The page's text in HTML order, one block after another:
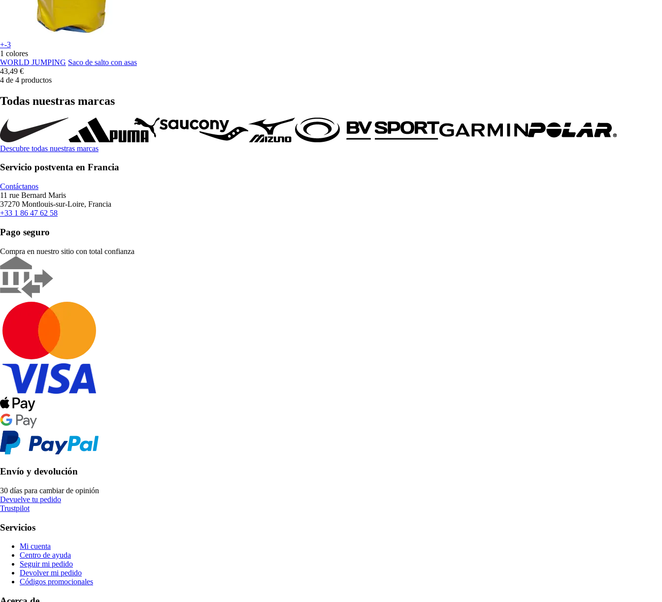
+-3
1 colores
WORLD JUMPING Saco de salto con asas
43,49 €
4 de 4 productos
Todas nuestras marcas
Descubre todas nuestras marcas
Servicio postventa en Francia
Contáctanos
11 rue Bernard Maris
37270 Montlouis-sur-Loire, Francia
+33 1 86 47 62 58
Pago seguro
Compra en nuestro sitio con total confianza
Envío y devolución
30 días para cambiar de opinión
Devuelve tu pedido
Trustpilot
Servicios
Mi cuenta
Centro de ayuda
Seguir mi pedido
Devolver mi pedido
Códigos promocionales